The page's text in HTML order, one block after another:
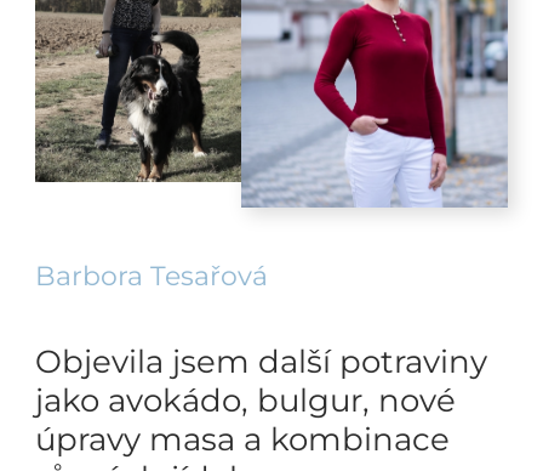
Barbora Tesařová
Objevila jsem další potraviny
jako avokádo, bulgur, nové
úpravy masa a kombinace